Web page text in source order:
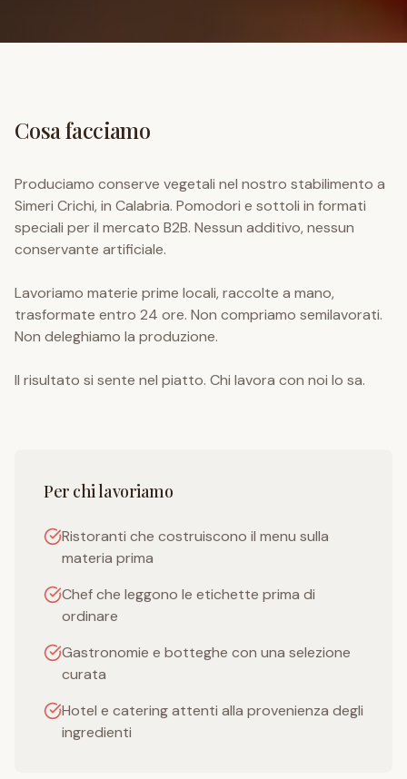
Cosa facciamo
Produciamo conserve vegetali nel nostro stabilimento a
Simeri Crichi, in Calabria. Pomodori e sottoli in formati
speciali per il mercato B2B. Nessun additivo, nessun
conservante artificiale.
Lavoriamo materie prime locali, raccolte a mano,
trasformate entro 24 ore. Non compriamo semilavorati.
Non deleghiamo la produzione.
Il risultato si sente nel piatto. Chi lavora con noi lo sa.
Per chi lavoriamo
Ristoranti che costruiscono il menu sulla
materia prima
Chef che leggono le etichette prima di
ordinare
Gastronomie e botteghe con una selezione
curata
Hotel e catering attenti alla provenienza degli
ingredienti